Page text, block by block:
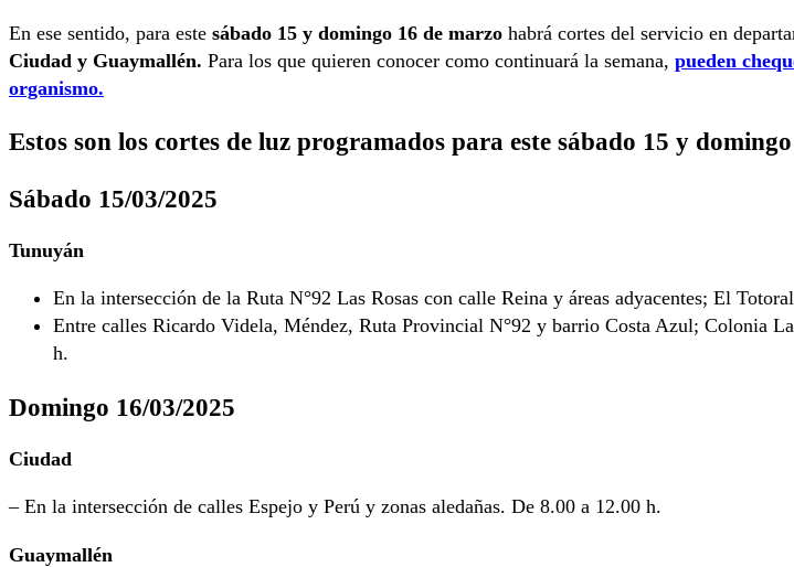
En ese sentido, para este sábado 15 y domingo 16 de marzo habrá cortes del servicio en
Ciudad y Guaymallén. Para los que quieren conocer como continuará la semana, pueden
organismo.
Estos son los cortes de luz programados para este sábado 15 y
Sábado 15/03/2025
Tunuyán
En la intersección de la Ruta N°92 Las Rosas con calle Reina y áreas adyacentes; El
Entre calles Ricardo Videla, Méndez, Ruta Provincial N°92 y barrio Costa Azul; Colonia
h.
Domingo 16/03/2025
Ciudad
– En la intersección de calles Espejo y Perú y zonas aledañas. De 8.00 a 12.00 h.
Guaymallén